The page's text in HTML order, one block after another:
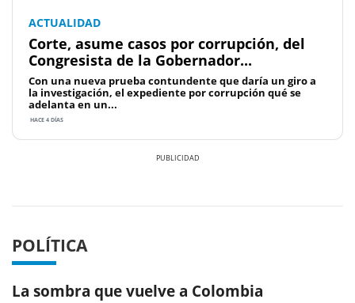
ACTUALIDAD
Corte, asume casos por corrupción, del
Congresista de la Gobernador...
Con una nueva prueba contundente que daría un giro a
la investigación, el expediente por corrupción qué se
adelanta en un...
HACE 4 DÍAS
POLÍTICA
La sombra que vuelve a Colombia